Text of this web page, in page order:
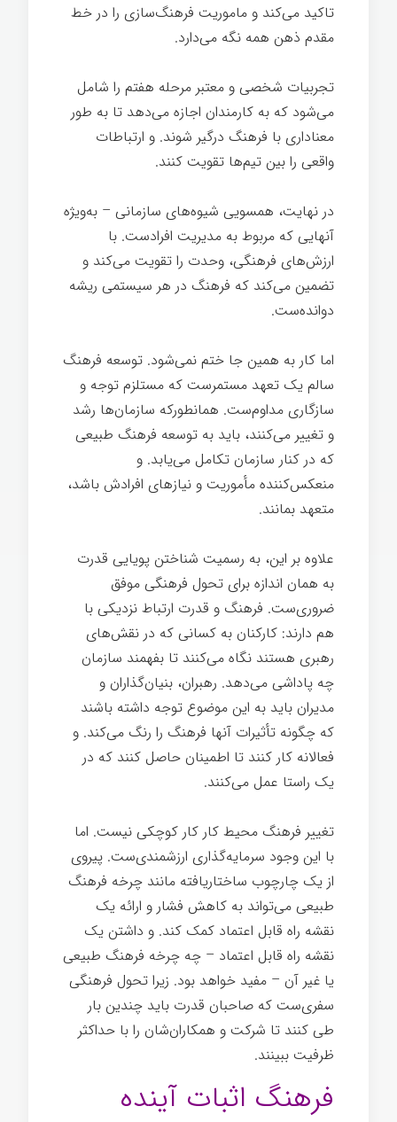
تاکید می‌کند و ماموریت فرهنگ‌سازی را در خط
مقدم ذهن همه نگه می‌دارد.
تجربیات شخصی و معتبر مرحله هفتم را شامل
می‌شود که به کارمندان اجازه می‌دهد تا به طور
معناداری با فرهنگ درگیر شوند. و ارتباطات
واقعی را بین تیم‌ها تقویت کنند.
در نهایت، همسویی شیوه‌های سازمانی – به‌ویژه
آنهایی که مربوط به مدیریت افرادست. با
ارزش‌های فرهنگی، وحدت را تقویت می‌کند و
تضمین می‌کند که فرهنگ در هر سیستمی ریشه
دوانده‌ست.
اما کار به همین جا ختم نمی‌شود. توسعه فرهنگ
سالم یک تعهد مستمرست که مستلزم توجه و
سازگاری مداوم‌ست. همانطورکه سازمان‌ها رشد
و تغییر می‌کنند، باید به توسعه فرهنگ طبیعی
که در کنار سازمان تکامل می‌یابد. و
منعکس‌کننده مأموریت و نیازهای افرادش باشد،
متعهد بمانند.
علاوه بر این، به رسمیت شناختن پویایی قدرت
به همان اندازه برای تحول فرهنگی موفق
ضروری‌ست. فرهنگ و قدرت ارتباط نزدیکی با
هم دارند: کارکنان به کسانی که در نقش‌های
رهبری هستند نگاه می‌کنند تا بفهمند سازمان
چه پاداشی می‌دهد. رهبران، بنیان‌گذاران و
مدیران باید به این موضوع توجه داشته باشند
که چگونه تأثیرات آنها فرهنگ را رنگ می‌کند. و
فعالانه کار کنند تا اطمینان حاصل کنند که در
یک راستا عمل می‌کنند.
تغییر فرهنگ محیط کار کار کوچکی نیست. اما
با این وجود سرمایه‌گذاری ارزشمندی‌ست. پیروی
از یک چارچوب ساختاریافته مانند چرخه فرهنگ
طبیعی می‌تواند به کاهش فشار و ارائه یک
نقشه راه قابل اعتماد کمک کند. و داشتن یک
نقشه راه قابل اعتماد – چه چرخه فرهنگ طبیعی
یا غیر آن – مفید خواهد بود. زیرا تحول فرهنگی
سفری‌ست که صاحبان قدرت باید چندین بار
طی کنند تا شرکت و همکاران‌شان را با حداکثر
ظرفیت ببینند.
فرهنگ اثبات آینده